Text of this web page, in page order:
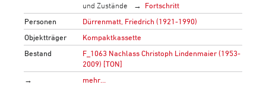
und Zustände
Fortschritt
Personen
Dürrenmatt, Friedrich (1921-1990)
Objektträger
Kompaktkassette
Bestand
F_1063 Nachlass Christoph Lindenmaier (1953-
2009) [TON]
→
mehr…